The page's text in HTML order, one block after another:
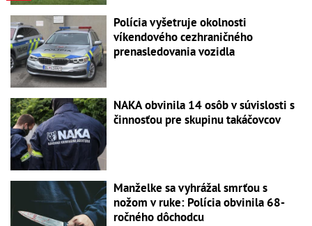
Polícia vyšetruje okolnosti
víkendového cezhraničného
prenasledovania vozidla
NAKA obvinila 14 osôb v súvislosti s
činnosťou pre skupinu takáčovcov
Manželke sa vyhrážal smrťou s
nožom v ruke: Polícia obvinila 68-
ročného dôchodcu